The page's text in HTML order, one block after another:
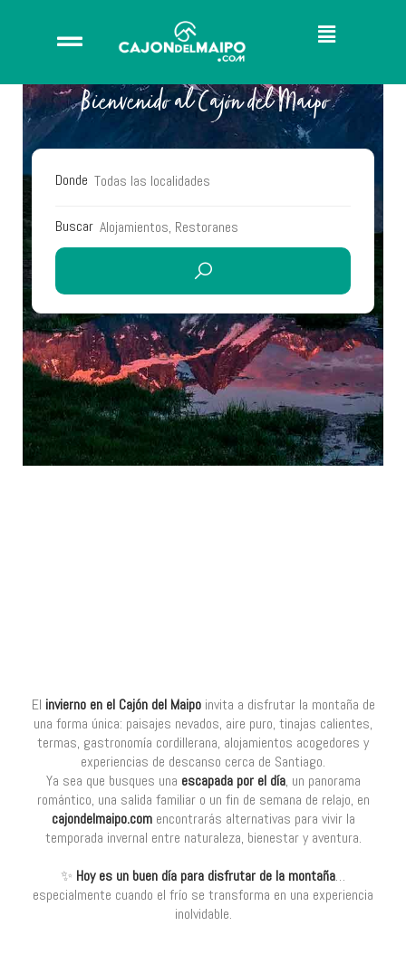
Bienvenido al Cajón del Maipo
Donde
Buscar
El invierno en el Cajón del Maipoinvita a disfrutar la montaña de
una forma única: paisajes nevados, aire puro, tinajas calientes,
termas, gastronomía cordillerana, alojamientos acogedores y
experiencias de descanso cerca de Santiago.
Ya sea que busques una escapada por el día, un panorama
romántico, una salida familiar o un fin de semana de relajo, en
cajondelmaipo.comencontrarás alternativas para vivir la
temporada invernal entre naturaleza, bienestar y aventura.
✨ Hoy es un buen día para disfrutar de la montaña…
especialmente cuando el frío se transforma en una experiencia
inolvidable.